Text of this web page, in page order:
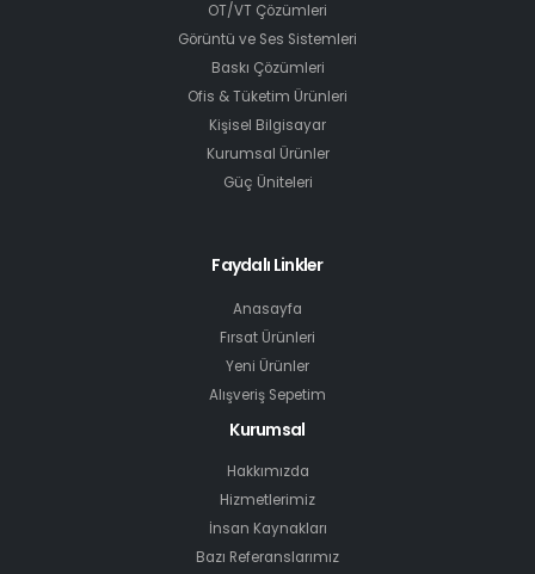
OT/VT Çözümleri
Görüntü ve Ses Sistemleri
Baskı Çözümleri
Ofis & Tüketim Ürünleri
Kişisel Bilgisayar
Kurumsal Ürünler
Güç Üniteleri
Faydalı Linkler
Anasayfa
Fırsat Ürünleri
Yeni Ürünler
Alışveriş Sepetim
Kurumsal
Hakkımızda
Hizmetlerimiz
İnsan Kaynakları
Bazı Referanslarımız